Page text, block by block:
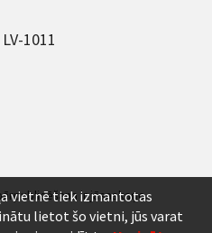
1011
ir jāsaskaņo.
vietnē tiek izmantotas
lietot šo vietni, jūs varat